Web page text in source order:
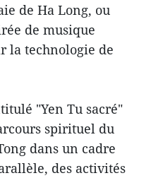
de Ha Long, ou
de musique
la technologie de
"Yen Tu sacré"
spirituel du
dans un cadre
des activités